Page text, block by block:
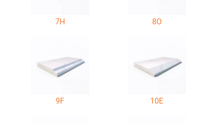
7H 8O
9F 10E